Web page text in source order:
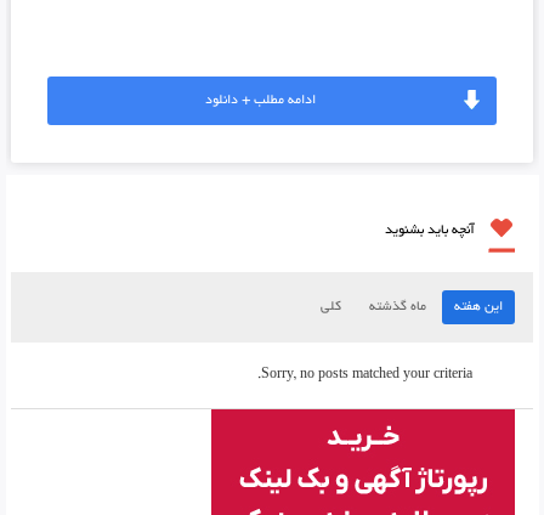
ادامه مطلب + دانلود
آنچه باید بشنوید
این هفته ماه گذشته کلی
Sorry, no posts matched your criteria.